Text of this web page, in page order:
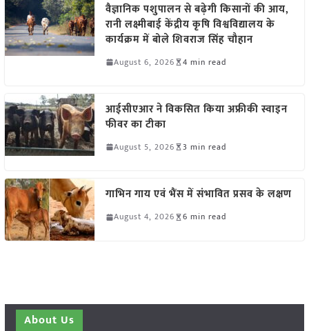
वैज्ञानिक पशुपालन से बढ़ेगी किसानों की आय,
रानी लक्ष्मीबाई केंद्रीय कृषि विश्वविद्यालय के
कार्यक्रम में बोले शिवराज सिंह चौहान
August 6, 2026 4 min read
आईसीएआर ने विकसित किया अफ्रीकी स्वाइन
फीवर का टीका
August 5, 2026 3 min read
गाभिन गाय एवं भैंस में संभावित प्रसव के लक्षण
August 4, 2026 6 min read
About Us